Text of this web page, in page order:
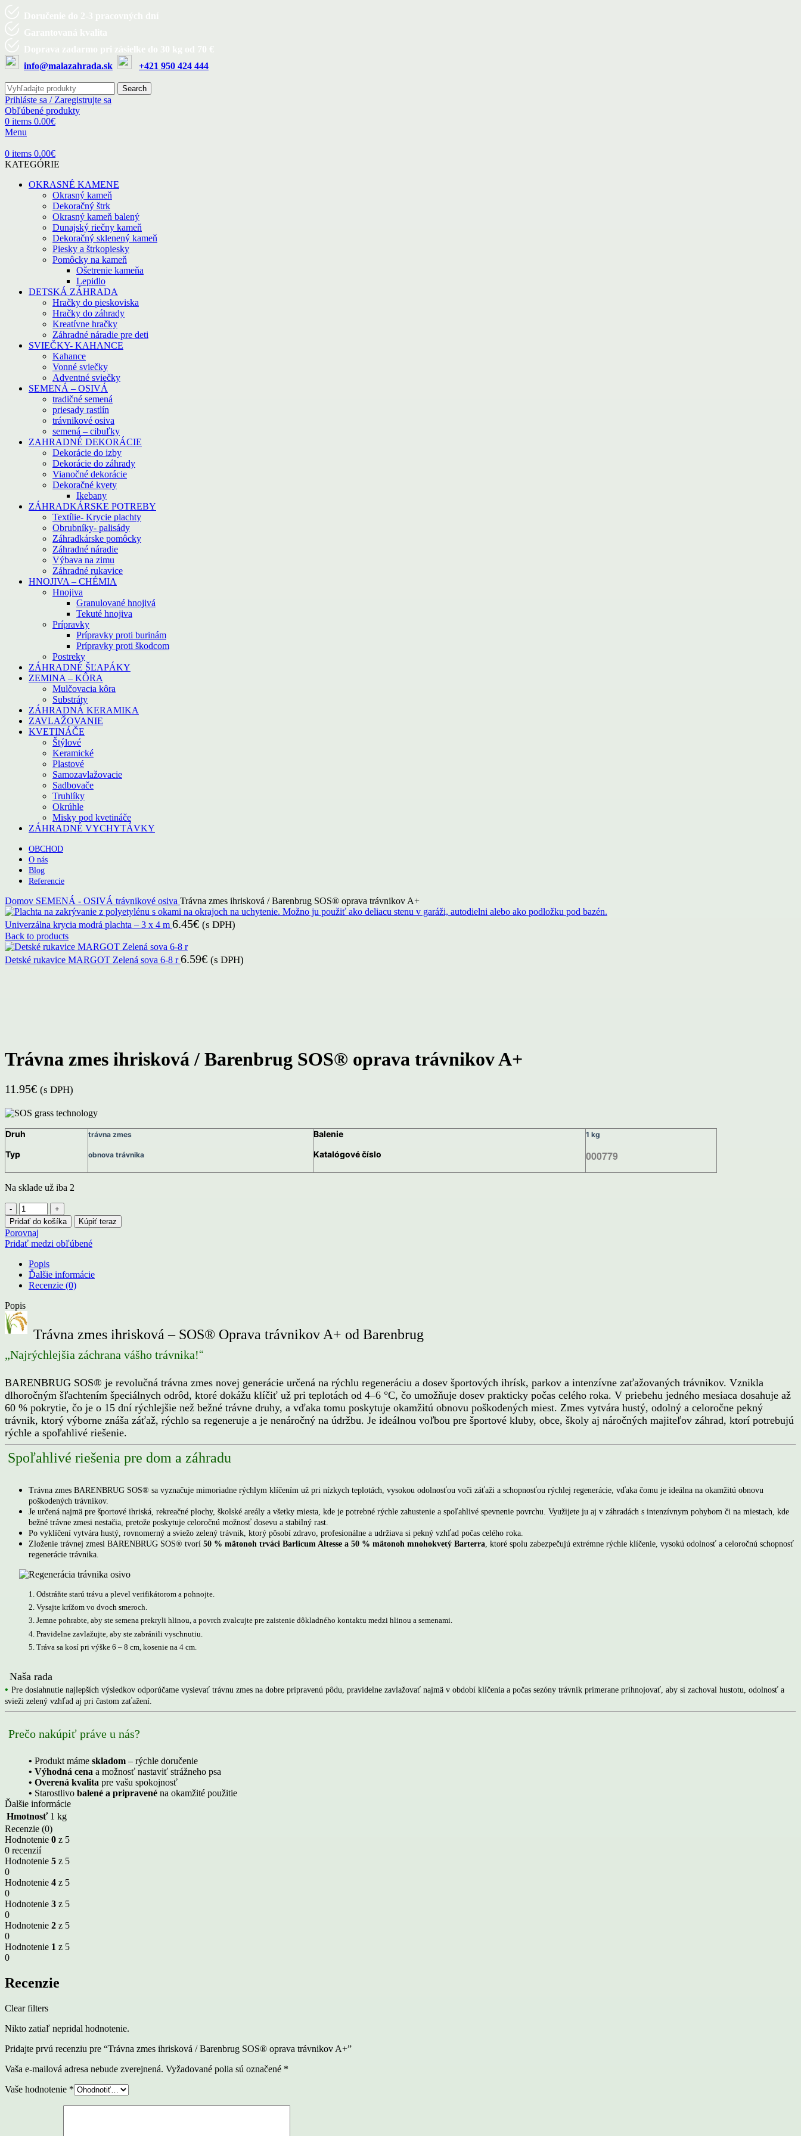
info@malazahrada.sk
+421 950 424 444
Search
Prihláste sa / Zaregistrujte sa
Obľúbené produkty
0 items 0.00€
Menu
0 items 0.00€
KATEGÓRIE
OKRASNÉ KAMENE
Okrasný kameň
Dekoračný štrk
Okrasný kameň balený
Dunajský riečny kameň
Dekoračný sklenený kameň
Piesky a štrkopiesky
Pomôcky na kameň
Ošetrenie kameňa
Lepidlo
DETSKÁ ZÁHRADA
Hračky do pieskoviska
Hračky do záhrady
Kreatívne hračky
Záhradné náradie pre deti
SVIEČKY- KAHANCE
Kahance
Vonné sviečky
Adventné sviečky
SEMENÁ – OSIVÁ
tradičné semená
priesady rastlín
trávnikové osiva
semená – cibuľky
ZAHRADNÉ DEKORÁCIE
Dekorácie do izby
Dekorácie do záhrady
Vianočné dekorácie
Dekoračné kvety
Ikebany
ZÁHRADKÁRSKE POTREBY
Textílie- Krycie plachty
Obrubníky- palisády
Záhradkárske pomôcky
Záhradné náradie
Výbava na zimu
Záhradné rukavice
HNOJIVA – CHÉMIA
Hnojiva
Granulované hnojivá
Tekuté hnojiva
Prípravky
Prípravky proti burinám
Prípravky proti škodcom
Postreky
ZÁHRADNÉ ŠĽAPÁKY
ZEMINA – KÔRA
Mulčovacia kôra
Substráty
ZÁHRADNÁ KERAMIKA
ZAVLAŽOVANIE
KVETINÁČE
Štýlové
Keramické
Plastové
Samozavlažovacie
Sadbovače
Truhlíky
Okrúhle
Misky pod kvetináče
ZÁHRADNÉ VYCHYTÁVKY
OBCHOD
O nás
Blog
Referencie
Domov SEMENÁ - OSIVÁ trávnikové osiva Trávna zmes ihrisková / Barenbrug SOS® oprava trávnikov A+
Univerzálna krycia modrá plachta – 3 x 4 m 6.45€ (s DPH)
Back to products
Detské rukavice MARGOT Zelená sova 6-8 r6.59€ (s DPH)
Trávna zmes ihrisková / Barenbrug SOS® oprava trávnikov A+
11.95€ (s DPH)
Druh
Typ
trávna zmes
obnova trávnika
Balenie
Katalógové číslo
1 kg
000779
Na sklade už iba 2
množstvo
Trávna
zmes
ihrisková
/
Barenbrug
SOS®
oprava
trávnikov
A+
Pridať do košíka Kúpiť teraz
Porovnaj
Pridať medzi obľúbené
Popis
Ďalšie informácie
Recenzie (0)
Popis
Trávna zmes ihrisková – SOS® Oprava trávnikov A+ od Barenbrug
„Najrýchlejšia záchrana vášho trávnika!“
BARENBRUG SOS® je revolučná trávna zmes novej generácie určená na rýchlu regeneráciu a dosev športových ihrísk, parkov a intenzívne zaťažovaných trávnikov. Vznikla
dlhoročným šľachtením špeciálnych odrôd, ktoré dokážu klíčiť už pri teplotách od 4–6 °C, čo umožňuje dosev prakticky počas celého roka. V priebehu jedného mesiaca dosahuje až
60 % pokrytie, čo je o 15 dní rýchlejšie než bežné trávne druhy, a vďaka tomu poskytuje okamžitú obnovu poškodených miest. Zmes vytvára hustý, odolný a celoročne pekný
trávnik, ktorý výborne znáša záťaž, rýchlo sa regeneruje a je nenáročný na údržbu. Je ideálnou voľbou pre športové kluby, obce, školy aj náročných majiteľov záhrad, ktorí potrebujú
rýchle a spoľahlivé riešenie.
Spoľahlivé riešenia pre dom a záhradu
Trávna zmes BARENBRUG SOS® sa vyznačuje mimoriadne rýchlym klíčením už pri nízkych teplotách, vysokou odolnosťou voči záťaži a schopnosťou rýchlej regenerácie, vďaka čomu je ideálna na okamžitú obnovu
poškodených trávnikov.
Je určená najmä pre športové ihriská, rekreačné plochy, školské areály a všetky miesta, kde je potrebné rýchle zahustenie a spoľahlivé spevnenie povrchu. Využijete ju aj v záhradách s intenzívnym pohybom či na miestach, kde
bežné trávne zmesi nestačia, pretože poskytuje celoročnú možnosť dosevu a stabilný rast.
Po vyklíčení vytvára hustý, rovnomerný a sviežo zelený trávnik, ktorý pôsobí zdravo, profesionálne a udržiava si pekný vzhľad počas celého roka.
Zloženie trávnej zmesi BARENBRUG SOS® tvorí 50 % mätonoh trváci Barlicum Altesse a 50 % mätonoh mnohokvetý Barterra , ktoré spolu zabezpečujú extrémne rýchle klíčenie, vysokú odolnosť a celoročnú schopnosť
regenerácie trávnika.
1. Odstráňte starú trávu a plevel verifikátorom a pohnojte.
2. Vysajte krížom vo dvoch smeroch.
3. Jemne pohrabte, aby ste semena prekryli hlinou, a povrch zvalcujte pre zaistenie dôkladného kontaktu medzi hlinou a semenami.
4. Pravidelne zavlažujte, aby ste zabránili vyschnutiu.
5. Tráva sa kosí pri výške 6 – 8 cm, kosenie na 4 cm.
Naša rada
• Pre dosiahnutie najlepších výsledkov odporúčame vysievať trávnu zmes na dobre pripravenú pôdu, pravidelne zavlažovať najmä v období klíčenia a počas sezóny trávnik primerane prihnojovať, aby si zachoval hustotu, odolnosť a
svieži zelený vzhľad aj pri častom zaťažení.
Prečo nakúpiť práve u nás?
• Produkt máme skladom – rýchle doručenie
• Výhodná cena a možnosť nastaviť strážneho psa
• Overená kvalita pre vašu spokojnosť
• Starostlivo balené a pripravené na okamžité použitie
Ďalšie informácie
Hmotnosť 1 kg
Recenzie (0)
Hodnotenie 0 z 5
0 recenzií
Hodnotenie 5 z 5
0
Hodnotenie 4 z 5
0
Hodnotenie 3 z 5
0
Hodnotenie 2 z 5
0
Hodnotenie 1 z 5
0
Recenzie
Clear filters
Nikto zatiaľ nepridal hodnotenie.
Pridajte prvú recenziu pre “Trávna zmes ihrisková / Barenbrug SOS® oprava trávnikov A+”
Vaša e-mailová adresa nebude zverejnená. Vyžadované polia sú označené *
Vaše hodnotenie *